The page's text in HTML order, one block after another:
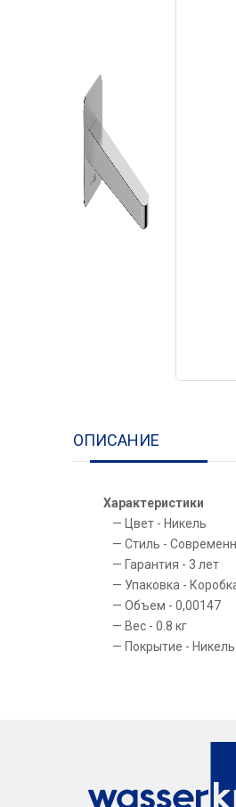
ОПИСАНИЕ
Характеристики
Цвет - Никель
Стиль -
Гарантия - 3 лет
Упаковка -
Объем - 0,00147
Вес - 0.8 кг
Покрытие - Никель